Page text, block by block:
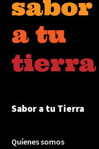
Sabor a tu Tierra
Quíenes somos